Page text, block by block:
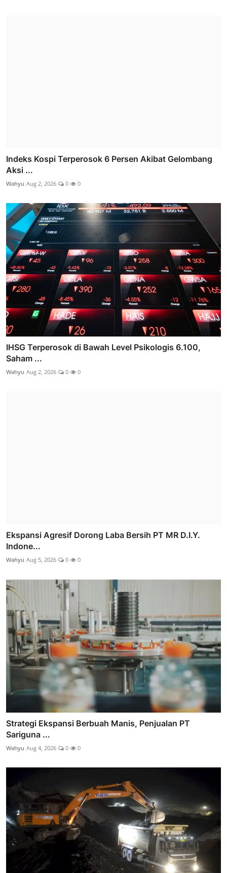
Indeks Kospi Terperosok 6 Persen Akibat Gelombang
Aksi ...
Wahyu Aug 2, 2026 0 0
IHSG Terperosok di Bawah Level Psikologis 6.100,
Saham ...
Wahyu Aug 2, 2026 0 0
Ekspansi Agresif Dorong Laba Bersih PT MR D.I.Y.
Indone...
Wahyu Aug 5, 2026 0 0
Strategi Ekspansi Berbuah Manis, Penjualan PT
Sariguna ...
Wahyu Aug 4, 2026 0 0